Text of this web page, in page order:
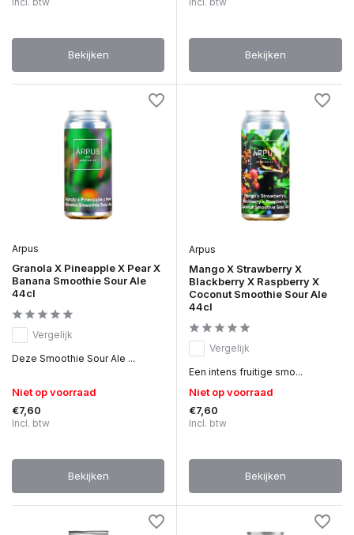
Bekijken Bekijken
Arpus
Granola X Pineapple X Pear X
Banana Smoothie Sour Ale
44cl
Vergelijk
Deze Smoothie Sour Ale ...
Niet op voorraad
€7,60
Incl. btw
Bekijken
Arpus
Mango X Strawberry X
Blackberry X Raspberry X
Coconut Smoothie Sour Ale
44cl
Vergelijk
Een intens fruitige smo...
Niet op voorraad
€7,60
Incl. btw
Bekijken